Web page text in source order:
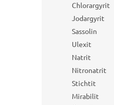
Chlorargyrit
Jodargyrit
Sassolin
Ulexit
Natrit
Nitronatrit
Stichtit
Mirabilit